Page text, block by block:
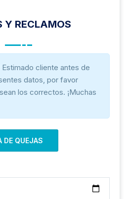
Y RECLAMOS
Estimado cliente antes de
datos, por favor
los correctos. ¡Muchas
DE QUEJAS